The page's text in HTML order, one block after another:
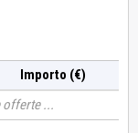
Importo (€)
offerte